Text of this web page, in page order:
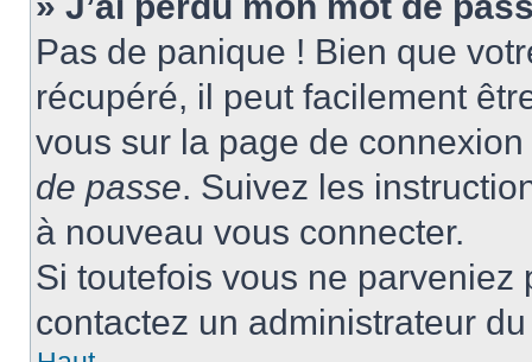
Pas de panique ! Bien que
récupéré, il peut facilement
vous sur la page de
de passe. Suivez les
à nouveau vous connecter.
Si toutefois vous ne
contactez un administrateur